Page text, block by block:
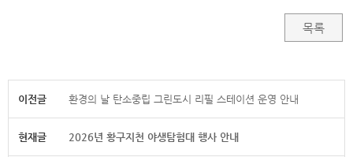
목록
이전글 환경의 날 탄소중립 그린도시 리필 스테이션 운영 안내
현재글 2026년 황구지천 야생탐험대 행사 안내